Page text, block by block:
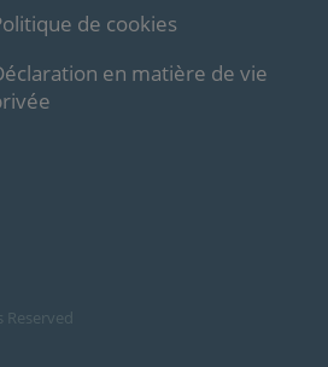
de cookies
en matière de vie
Reserved